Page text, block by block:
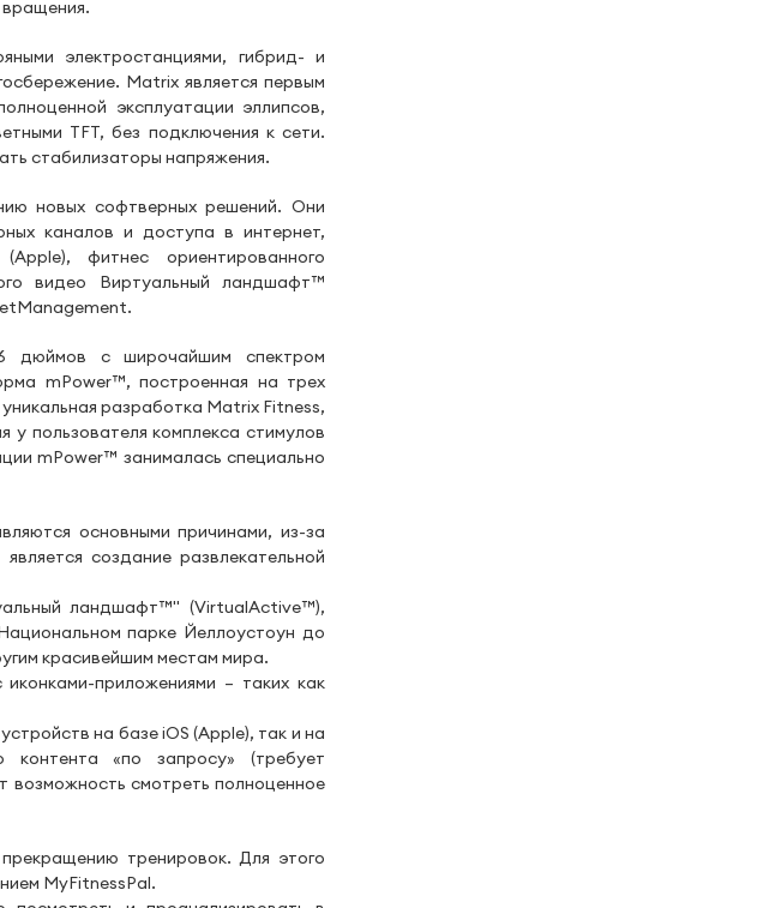
вращения.
электростанциями, гибрид- и
Matrix является первым
эксплуатации эллипсов,
TFT, без подключения к сети.
стабилизаторы напряжения.
новых софтверных решений. Они
каналов и доступа в интернет,
фитнес ориентированного
видео Виртуальный ландшафт™
дюймов с широчайшим спектром
mPower™, построенная на трех
разработка Matrix Fitness,
у пользователя комплекса стимулов
mPower™ занималась специально
основными причинами, из-за
создание развлекательной
ландшафт™" (VirtualActive™),
парке Йеллоустоун до
красивейшим местам мира.
приложениями – таких как
на базе iOS (Apple), так и на
«по запросу» (требует
возможность смотреть полноценное
тренировок. Для этого
MyFitnessPal.